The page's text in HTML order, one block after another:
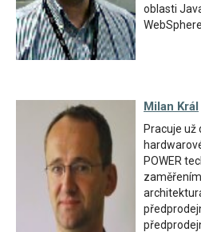
oblasti
WebSphere.
Milan Král
Pracuje už
POWER